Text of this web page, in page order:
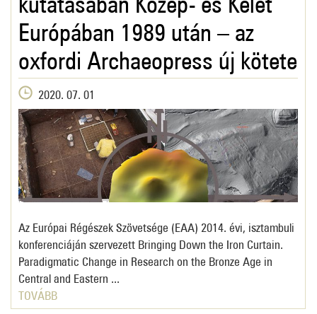
Európában 1989 után – az
oxfordi Archaeopress új kötete
2020. 07. 01
Az Európai Régészek Szövetsége (EAA) 2014. évi, isztambuli
konferenciáján szervezett Bringing Down the Iron Curtain.
Paradigmatic Change in Research on the Bronze Age in
Central and Eastern ...
TOVÁBB